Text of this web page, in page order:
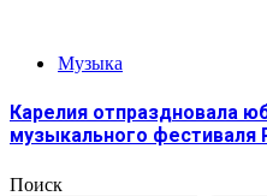
Музыка
Карелия отпраздновала
музыкального фестиваля
Поиск